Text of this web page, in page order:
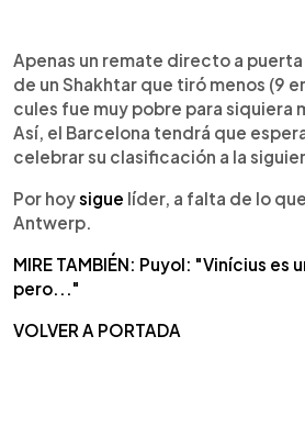
Apenas un remate directo a
de un Shakhtar que tiró menos (9
cules fue muy pobre para siquiera
Así, el Barcelona tendrá que
celebrar su clasificación a la
Por hoysigue líder, a falta de lo
Antwerp.
MIRE TAMBIÉN: Puyol: "Vinícius es
pero..."
VOLVER A PORTADA